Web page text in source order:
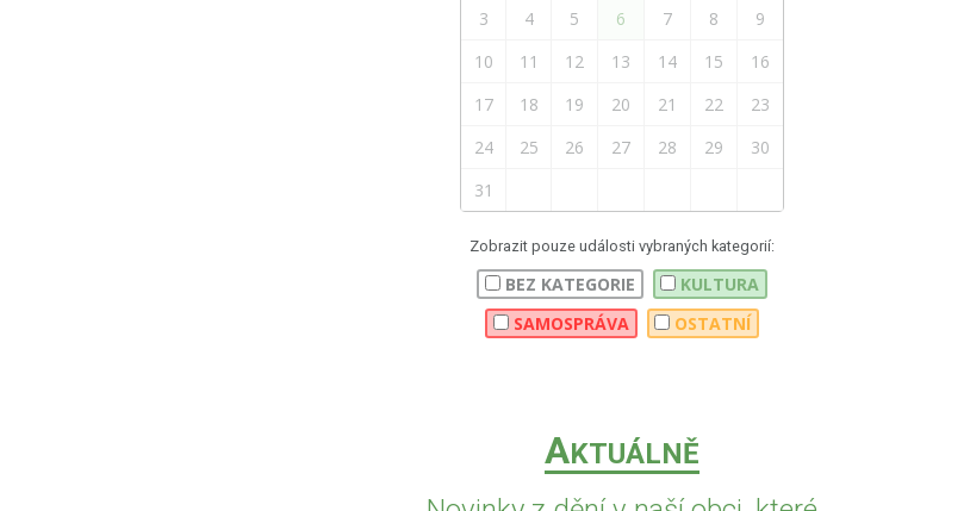
3
4 5 6 7 8
9
10
11 12 13 14 15
16
17
18 19 20 21 22
23
24
25 26 27 28 29
30
31
Zobrazit pouze události vybraných kategorií:
BEZ KATEGORIE
KULTURA
SAMOSPRÁVA
OSTATNÍ
AKTUÁLNĚ